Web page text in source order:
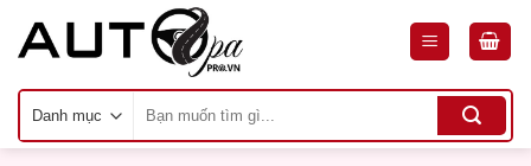
kiếm: